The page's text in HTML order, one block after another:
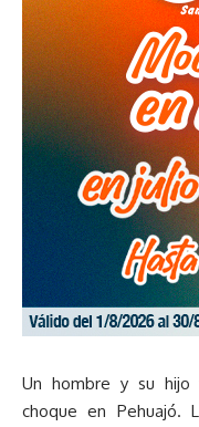
Un hombre y su hijo
choque en Pehuajó.